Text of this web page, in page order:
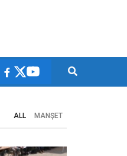
ALL MANŞET